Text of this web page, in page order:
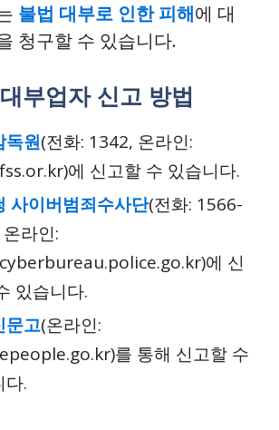
불법 대부로 인한 피해에 대
청구할 수 있습니다.
부업자 신고 방법
독원(전화: 1342, 온라인:
에 신고할 수 있습니다.
사이버범죄수사단(전화: 1566-
라인:
에 신
있습니다.
문고(온라인:
를 통해 신고할 수
다.